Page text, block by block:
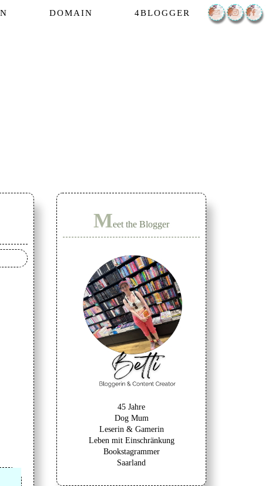
DOMAIN 4BLOGGER
Meet the Blogger
45 Jahre
Dog Mum
Leserin & Gamerin
Leben mit Einschränkung
Bookstagrammer
Saarland